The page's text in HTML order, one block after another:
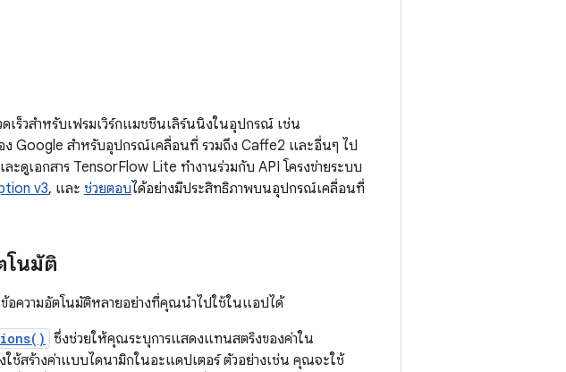
เร็วสําหรับเฟรมเวิร์กแมชชีนเลิร์นนิงในอุปกรณ์ เช่น
Google สําหรับอุปกรณ์เคลื่อนที่ รวมถึง Caffe2 และอื่นๆ ไป
ดูเอกสาร TensorFlow Lite ทำงานร่วมกับ API โครงข่ายระบบ
v3, และ ช่วยตอบได้อย่างมีประสิทธิภาพบนอุปกรณ์เคลื่อนที่
โนมัติ
อความอัตโนมัติหลายอย่างที่คุณนำไปใช้ในแอปได้
ซึ่งช่วยให้คุณระบุการแสดงแทนสตริงของค่าใน
ใช้สร้างค่าแบบไดนามิกในอะแดปเตอร์ ตัวอย่างเช่น คุณจะใช้